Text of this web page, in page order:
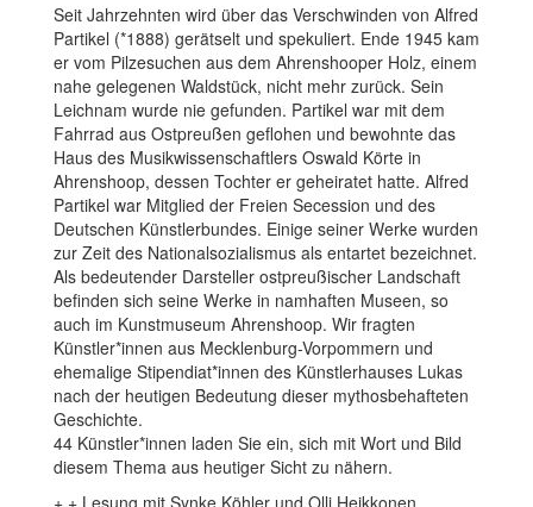
Seit Jahrzehnten wird über das Verschwinden von Alfred
Partikel (*1888) gerätselt und spekuliert. Ende 1945 kam
er vom Pilzesuchen aus dem Ahrenshooper Holz, einem
nahe gelegenen Waldstück, nicht mehr zurück. Sein
Leichnam wurde nie gefunden. Partikel war mit dem
Fahrrad aus Ostpreußen geflohen und bewohnte das
Haus des Musikwissenschaftlers Oswald Körte in
Ahrenshoop, dessen Tochter er geheiratet hatte. Alfred
Partikel war Mitglied der Freien Secession und des
Deutschen Künstlerbundes. Einige seiner Werke wurden
zur Zeit des Nationalsozialismus als entartet bezeichnet.
Als bedeutender Darsteller ostpreußischer Landschaft
befinden sich seine Werke in namhaften Museen, so
auch im Kunstmuseum Ahrenshoop. Wir fragten
Künstler*innen aus Mecklenburg-Vorpommern und
ehemalige Stipendiat*innen des Künstlerhauses Lukas
nach der heutigen Bedeutung dieser mythosbehafteten
Geschichte.
44 Künstler*innen laden Sie ein, sich mit Wort und Bild
diesem Thema aus heutiger Sicht zu nähern.
+ + Lesung mit Synke Köhler und Olli Heikkonen